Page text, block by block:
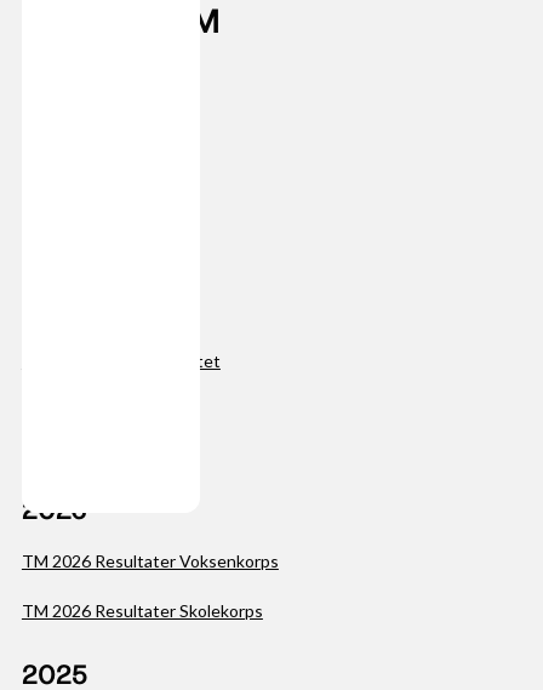
Datoer for TM
Her finner du reglementet
2026
TM 2026 Resultater Voksenkorps
TM 2026 Resultater Skolekorps
2025